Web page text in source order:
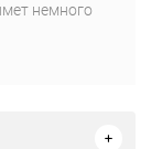
немного